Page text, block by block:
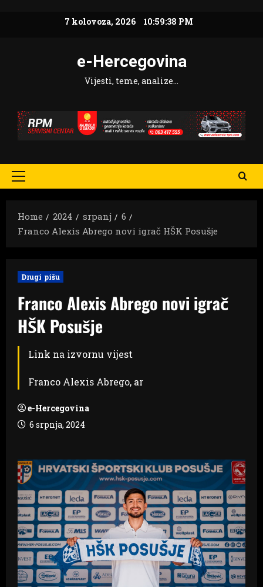
7 kolovoza, 2026 10:59:39 PM
e-Hercegovina
Vijesti, teme, analize…
Primary
Home
2024 srpanj
6
Franco Alexis Abrego novi igrač HŠK Posušje
Drugi pišu
Franco Alexis Abrego novi igrač
HŠK Posušje
Link na izvornu vijest
Franco Alexis Abrego, ar
e-Hercegovina
6 srpnja, 2024